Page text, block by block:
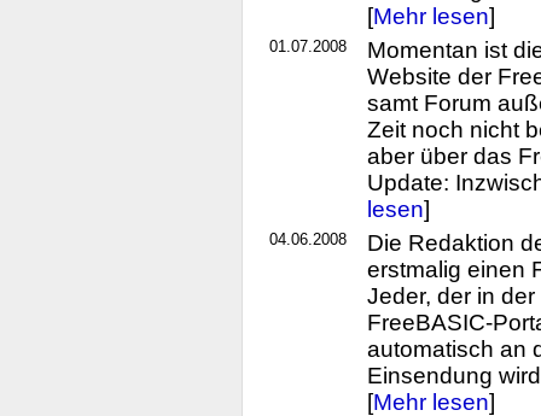
[Mehr lesen]
01.07.2008
Momentan ist
Website der
samt Forum
Zeit noch nicht
aber über das
Update:
lesen]
04.06.2008
Die Redaktion
erstmalig einen
Jeder, der in
FreeBASIC-
automatisch an
Einsendung
[Mehr lesen]